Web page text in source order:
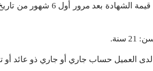
• يمكن إسترداد قيمة
سنة.
العميل حساب جاري أو جاري ذو عائد أو